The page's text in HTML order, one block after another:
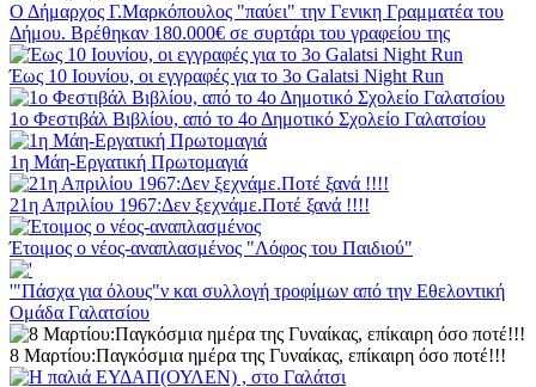
Ο Δήμαρχος Γ.Μαρκόπουλος "παύει" την Γενικη Γραμματέα του
Δήμου. Βρέθηκαν 180.000€ σε συρτάρι του γραφείου της
Έως 10 Ιουνίου, οι εγγραφές για το 3ο Galatsi Night Run
1o Φεστιβάλ Βιβλίου, από το 4ο Δημοτικό Σχολείο Γαλατσίου
1η Μάη-Εργατική Πρωτομαγιά
21η Απριλίου 1967:Δεν ξεχνάμε.Ποτέ ξανά !!!!
Έτοιμος ο νέος-αναπλασμένος "Λόφος του Παιδιού"
'"Πάσχα για όλους"ν και συλλογή τροφίμων από την Εθελοντική
Ομάδα Γαλατσίου
8 Μαρτίου:Παγκόσμια ημέρα της Γυναίκας, επίκαιρη όσο ποτέ!!!